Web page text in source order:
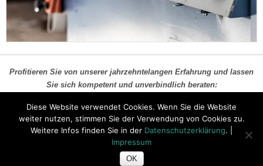
Profitieren Sie von unserer jahrzehntelangen Erfahrung und lassen
Sie sich kompetent und unverbindlich beraten:
Jetzt Kontakt aufnehmen
Tischlerei Gerd George | Hauptstrasse 75 | 01609 Röderaue OT
Diese Website verwendet Cookies. Wenn Sie die Website
weiter nutzen, stimmen Sie der Verwendung von Cookies zu.
Weitere Infos finden Sie in der Datenschutzerklärung. |
Impressum
OK